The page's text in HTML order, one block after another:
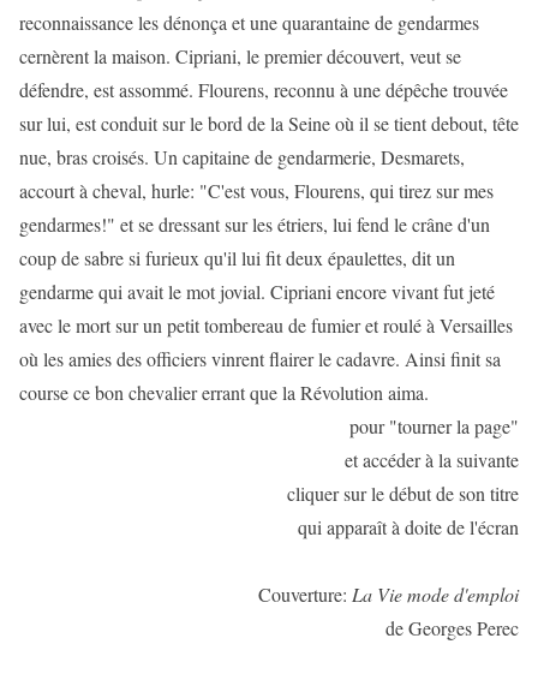
reconnaissance les dénonça et une quarantaine de gendarmes
cernèrent la maison. Cipriani, le premier découvert, veut se
défendre, est assommé. Flourens, reconnu à une dépêche trouvée
sur lui, est conduit sur le bord de la Seine où il se tient debout, tête
nue, bras croisés. Un capitaine de gendarmerie, Desmarets,
accourt à cheval, hurle: "C'est vous, Flourens, qui tirez sur mes
gendarmes!" et se dressant sur les étriers, lui fend le crâne d'un
coup de sabre si furieux qu'il lui fit deux épaulettes, dit un
gendarme qui avait le mot jovial. Cipriani encore vivant fut jeté
avec le mort sur un petit tombereau de fumier et roulé à Versailles
où les amies des officiers vinrent flairer le cadavre. Ainsi finit sa
course ce bon chevalier errant que la Révolution aima.
pour "tourner la page"
et accéder à la suivante
cliquer sur le début de son titre
qui apparaît à doite de l'écran
Couverture: La Vie mode d'emploi
de Georges Perec